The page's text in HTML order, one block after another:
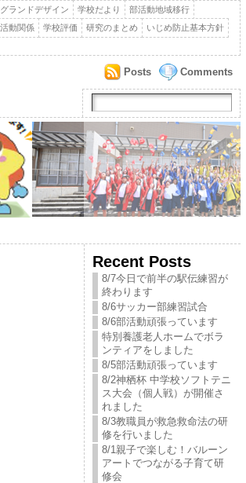
ランドデザイン 学校だより
部活動地域移行
動関係
学校評価 研究のまとめ
いじめ防止基本方針
Comments
Posts
Recent Posts
8/7今日で前半の駅伝練習が
終わります
8/6サッカー部練習試合
8/6部活動頑張っています
特別養護老人ホームでボラ
ンティアをしました
8/5部活動頑張っています
8/2神栖杯 中学校ソフトテニ
ス大会（個人戦）が開催さ
れました
8/3教職員が救急救命法の研
修を行いました
8/1親子で楽しむ！バルーン
アートでつながる子育て研
修会